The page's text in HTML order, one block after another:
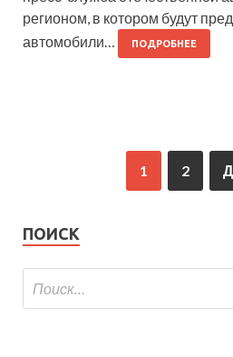
регионом, в котором будут
автомобили…
ПОДРОБНЕЕ
1 2
ПОИСК